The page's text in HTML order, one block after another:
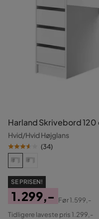
Harland Skrivebord
Hvid/Hvid Højglans
(34)
SE PRISEN!
Pris
1.299,-
Original
Før1.599,-
Tidligere laveste pris 1.299,-